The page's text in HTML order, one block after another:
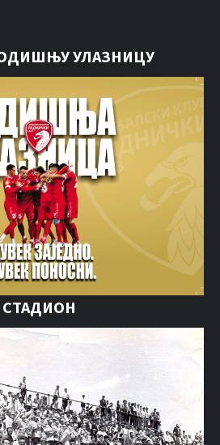
УЛАЗНИЦУ
СТАДИОН